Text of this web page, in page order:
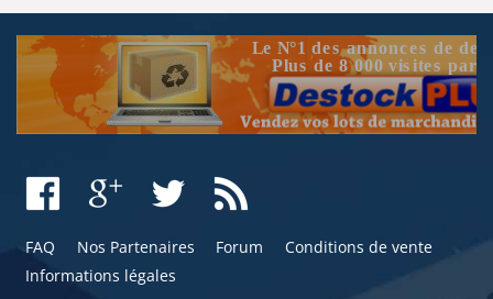
FAQ Nos Partenaires Forum
Conditions de vente
Informations légales